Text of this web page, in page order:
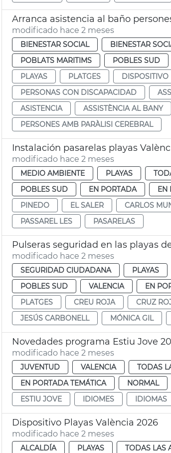
Arranca asistencia al baño
modificado hace 2 meses
BIENESTAR SOCIAL BIENESTAR
POBLATS MARITIMS
POBLES SUD
PLAYAS
PLATGES DISPOSITIVO
PERSONAS CON DISCAPACIDAD
ASISTENCIA
ASSISTÈNCIA AL BANY
PERSONES AMB PARÀLISI CEREBRAL
Instalación pasarelas playas
modificado hace 2 meses
MEDIO AMBIENTE PLAYAS
POBLES SUD
EN PORTADA EN
PINEDO
EL SALER CARLOS
PASSAREL LES
PASARELAS
Pulseras seguridad en las playas
modificado hace 2 meses
SEGURIDAD CIUDADANA PLAYAS
POBLES SUD
VALENCIA EN
PLATGES
CREU ROJA CRUZ
JESÚS CARBONELL
MÓNICA GIL
Novedades programa Estiu Jove
modificado hace 2 meses
JUVENTUD VALENCIA TODAS
EN PORTADA TEMÁTICA
NORMAL
ESTIU JOVE
IDIOMES IDIOMAS
Dispositivo Playas València 2026
modificado hace 2 meses
ALCALDÍA PLAYAS TODAS LAS